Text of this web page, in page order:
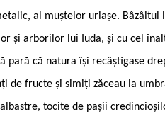
al muștelor uriașe.
și arborilor lui Iuda, și cu cel
pară că natura își recâștigase
de fructe și simiți zăceau la
tocite de pașii